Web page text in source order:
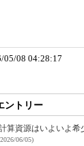
05/08 04:28:17
ントリー
算資源はいよいよ
06/05)